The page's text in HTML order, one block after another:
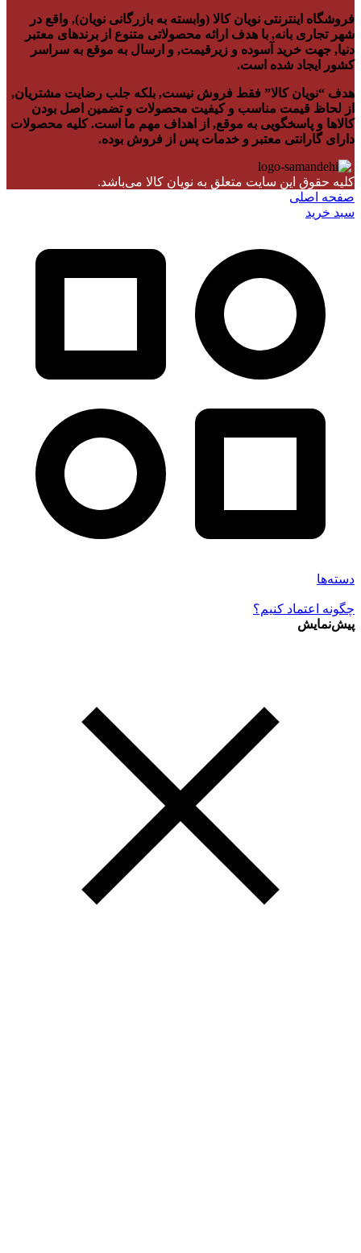
فروشگاه اینترنتی نویان کالا (وابسته به بازرگانی نویان), واقع در
شهر تجاری بانه, با هدف ارائه محصولاتی متنوع از برندهای معتبر
دنیا, جهت خرید آسوده و زیرقیمت, و ارسال به موقع به سراسر
کشور ایجاد شده است.
هدف “نویان کالا” فقط فروش نیست, بلکه جلب رضایت مشتریان,
از لحاظ قیمت مناسب و کیفیت محصولات و تضمین اصل بودن
کالاها و پاسخگویی به موقع, از اهداف مهم ما است. کلیه محصولات
دارای گارانتی معتبر و خدمات پس از فروش بوده.
کلیه حقوق این سایت متعلق به نویان کالا می‌باشد.
صفحه اصلی
سبد خرید
دسته‌ها
چگونه اعتماد کنیم؟
پیش‌نمایش